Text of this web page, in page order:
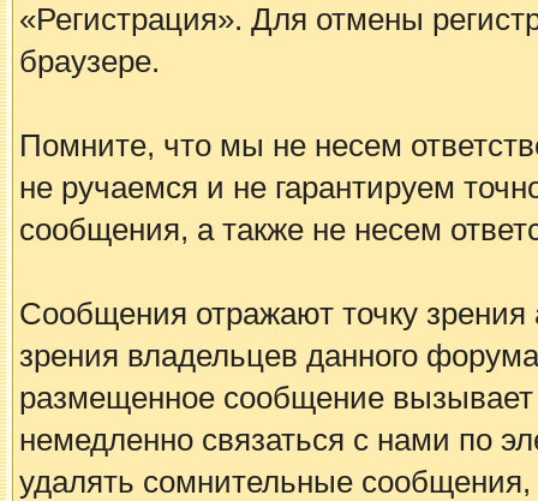
«Регистрация». Для отмены
браузере.
Помните, что мы не несем
не ручаемся и не гарантируем
сообщения, а также не несем
Сообщения отражают точку зрения
зрения владельцев данного
размещенное сообщение вызывает
немедленно связаться с нами по
удалять сомнительные